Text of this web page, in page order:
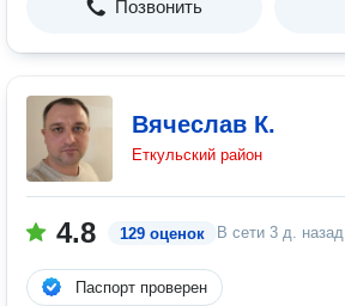
Позвонить
Вячеслав К.
Еткульский район
4.8 129 оценок В сети 3 д. назад
Паспорт проверен